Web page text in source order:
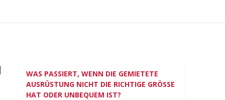
WAS PASSIERT, WENN DIE GEMIETETE
AUSRÜSTUNG NICHT DIE RICHTIGE GRÖSSE H
AT ODER UNBEQUEM IST?